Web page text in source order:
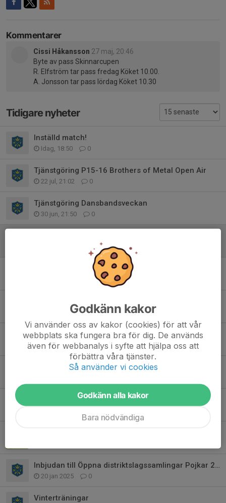
Kommentarer
Cissi Håkansson 27 maj, 20:46
Byte av pass Skinnarcupen
R. Elfström tar pass fredag Köket 10.00.
A. Jonsson tar pass lördag Köket 10.30
Tidigare nyheter
Inställd match!
Idag, 18:50 0
Tjänstgöring P15-16 Brothers of Metal Open Air
22 jul, 21:02 0
Tjänstgöring Dansbandsveckan
30 jun, 21:50 0
1
Ravelli slutspurt!
0
9 maj, 22:33 0
Ravelli-försäljning
29 apr, 17:55 0
Vinterträning
Påminnelse inventering ICA 31/8
Inbjudan till Öppna distriktslagssamlingar Pojkar 2010
20 jan 2025 0
Vinterträningar
Godkänn kakor
Vi använder oss av kakor (cookies) för att vår
webbplats ska fungera bra för dig. De används
även för webbanalys i syfte att hjälpa oss att
förbättra våra tjänster.
Så använder vi cookies
Godkänn alla kakor
Bara nödvändiga